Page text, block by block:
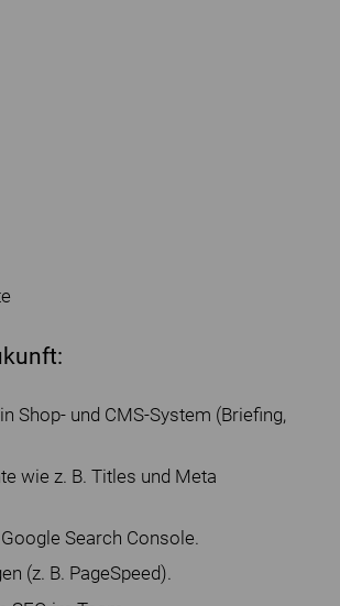
Shop- und CMS-System (Briefing,
wie z. B. Titles und Meta
Search Console.
(z. B. PageSpeed).